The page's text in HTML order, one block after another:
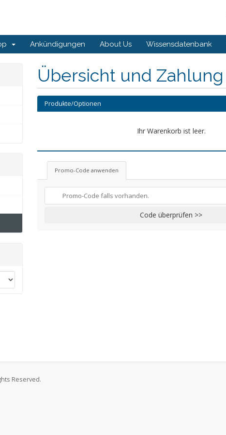
Ankündigungen About Us Wissensdatenbank
Übersicht und Zahlung
Produkte/Optionen
Ihr Warenkorb ist leer.
Promo-Code anwenden
Code überprüfen >>
Reserved.